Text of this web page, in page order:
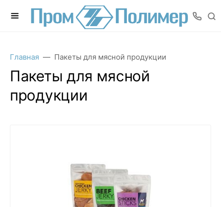
Главная Пакеты для мясной продукции
Пакеты для мясной
продукции